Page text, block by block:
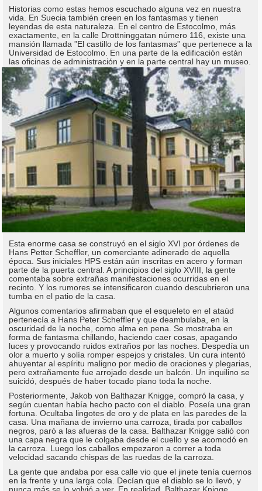
Historias como estas hemos escuchado alguna vez en nuestra
vida. En Suecia también creen en los fantasmas y tienen
leyendas de esta naturaleza. En el centro de Estocolmo, más
exactamente, en la calle Drottninggatan número 116, existe una
mansión llamada ”El castillo de los fantasmas” que pertenece a la
Universidad de Estocolmo. En una parte de la edificación están
las oficinas de administración y en la parte central hay un museo.
Esta enorme casa se construyó en el siglo XVI por órdenes de
Hans Petter Scheffler, un comerciante adinerado de aquella
época. Sus iniciales HPS están aún inscritas en acero y forman
parte de la puerta central. A principios del siglo XVIII, la gente
comentaba sobre extrañas manifestaciones ocurridas en el
recinto. Y los rumores se intensificaron cuando descubrieron una
tumba en el patio de la casa.
Algunos comentarios afirmaban que el esqueleto en el ataúd
pertenecía a Hans Peter Scheffler y que deambulaba, en la
oscuridad de la noche, como alma en pena. Se mostraba en
forma de fantasma chillando, haciendo caer cosas, apagando
luces y provocando ruidos extraños por las noches. Despedía un
olor a muerto y solía romper espejos y cristales. Un cura intentó
ahuyentar al espíritu maligno por medio de oraciones y plegarias,
pero extrañamente fue arrojado desde un balcón. Un inquilino se
suicidó, después de haber tocado piano toda la noche.
Posteriormente, Jakob von Balthazar Knigge, compró la casa, y
según cuentan había hecho pacto con el diablo. Poseía una gran
fortuna. Ocultaba lingotes de oro y de plata en las paredes de la
casa. Una mañana de invierno una carroza, tirada por caballos
negros, paró a las afueras de la casa. Balthazar Knigge salió con
una capa negra que le colgaba desde el cuello y se acomodó en
la carroza. Luego los caballos empezaron a correr a toda
velocidad sacando chispas de las ruedas de la carroza.
La gente que andaba por esa calle vio que el jinete tenía cuernos
en la frente y una larga cola. Decían que el diablo se lo llevó, y
nunca más se lo volvió a ver. En realidad, Balthazar Knigge,